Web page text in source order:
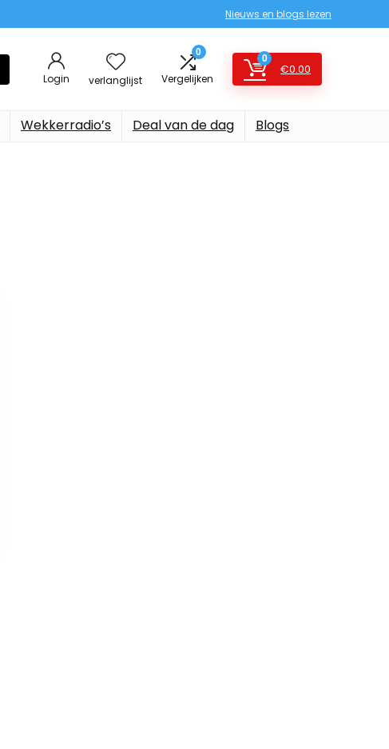
Nieuws en blogs lezen
Login verlanglijst
0
Vergelijken
0
€0.00
Wekkerradio’s Deal van de dag Blogs